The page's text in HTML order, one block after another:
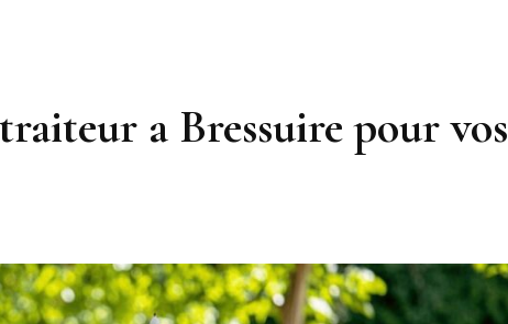
a Bressuire pour vos